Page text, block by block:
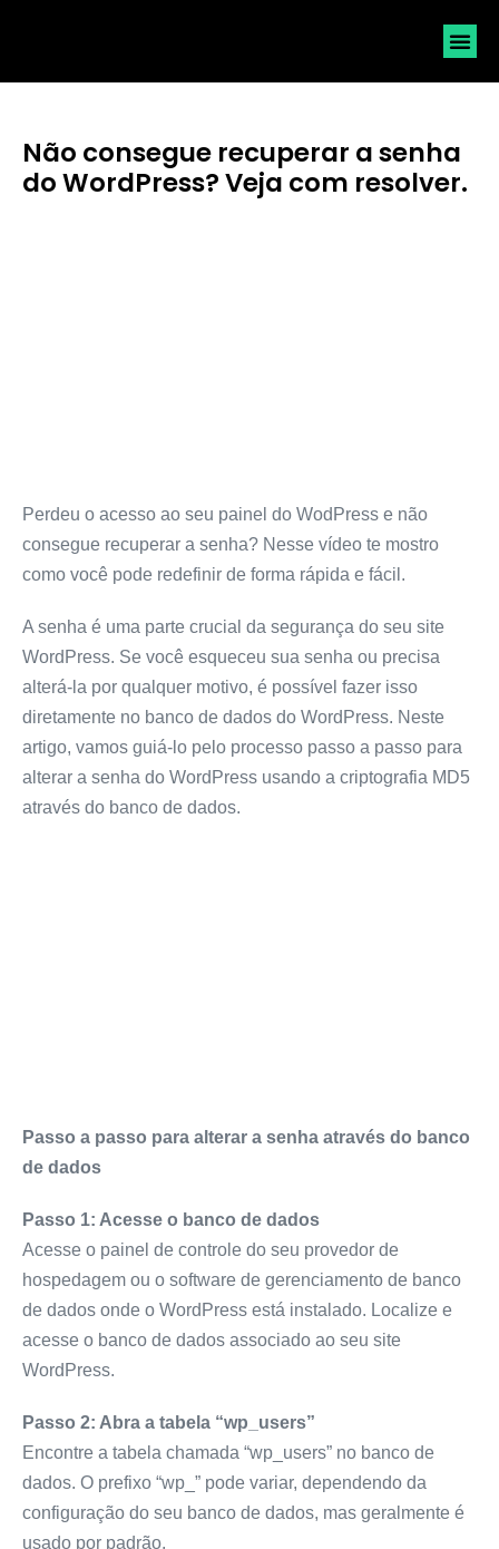
Não consegue recuperar a senha
do WordPress? Veja com resolver.
Perdeu o acesso ao seu painel do WodPress e não
consegue recuperar a senha? Nesse vídeo te mostro
como você pode redefinir de forma rápida e fácil.
A senha é uma parte crucial da segurança do seu site
WordPress. Se você esqueceu sua senha ou precisa
alterá-la por qualquer motivo, é possível fazer isso
diretamente no banco de dados do WordPress. Neste
artigo, vamos guiá-lo pelo processo passo a passo para
alterar a senha do WordPress usando a criptografia MD5
através do banco de dados.
Passo a passo para alterar a senha através do banco
de dados
Passo 1: Acesse o banco de dados
Acesse o painel de controle do seu provedor de
hospedagem ou o software de gerenciamento de banco
de dados onde o WordPress está instalado. Localize e
acesse o banco de dados associado ao seu site
WordPress.
Passo 2: Abra a tabela “wp_users”
Encontre a tabela chamada “wp_users” no banco de
dados. O prefixo “wp_” pode variar, dependendo da
configuração do seu banco de dados, mas geralmente é
usado por padrão.